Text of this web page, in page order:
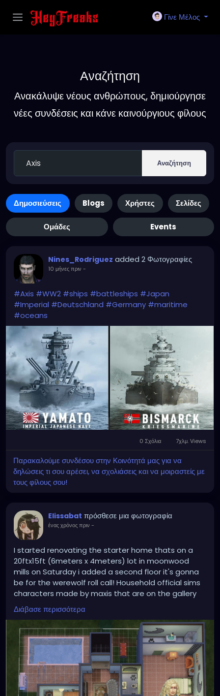
Γίνε Μέλος
Αναζήτηση
Ανακάλυψε νέους ανθρώπους, δημιούργησε
νέες συνδέσεις και κάνε καινούργιους φίλους
Αναζήτηση
Δημοσιεύσεις Blogs Χρήστες Σελίδες
Ομάδες Events
Nines_Rodriguez added 2 Φωτογραφίες
10 μήνες πριν -
#Axis #WW2 #ships #battleships #Japan
#Imperial #Deutschland #Germany #maritime
#oceans
0 Σχόλια 7χλμ. Views
Παρακαλούμε συνδέσου στην Κοινότητά μας για να
δηλώσεις τι σου αρέσει, να σχολιάσεις και να μοιραστείς με
τους φίλους σου!
Elissabat πρόσθεσε μια φωτογραφία
ένας χρόνος πριν -
I started renovating the starter home thats on a
20ftx15ft (6meters x 4meters) lot in moonwood
mills on Saturday i added a second floor it's gonna
be for the werewolf roll call! Household official sims
characters made by maxis that are on the gallery
the beds i put are temporary
Διάβασε περισσότερα